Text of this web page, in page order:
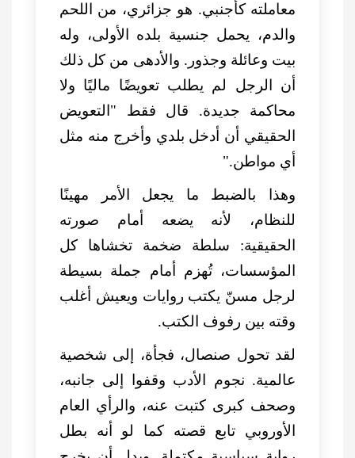
معاملته كأجنبي. هو جزائري، من اللحم
والدم، يحمل جنسية بلده الأولى، وله
بيت وعائلة وجذور. والأدهى من كل ذلك
أن الرجل لم يطلب تعويضًا ماليًا ولا
محاكمة جديدة. قال فقط "التعويض
الحقيقي أن أدخل بلدي وأخرج منه مثل
أي مواطن."
وهذا بالضبط ما يجعل الأمر مهينًا
للنظام، لأنه يضعه أمام صورته
الحقيقية: سلطة ضخمة تخشاها كل
المؤسسات، تُهزم أمام جملة بسيطة
لرجل مسنّ يكتب روايات ويعيش أغلب
وقته بين رفوف الكتب.
لقد تحول صنصال، فجأة، إلى شخصية
عالمية. نجوم الأدب وقفوا إلى جانبه،
وصحف كبرى كتبت عنه، والرأي العام
الأوروبي تابع قصته كما لو أنه بطل